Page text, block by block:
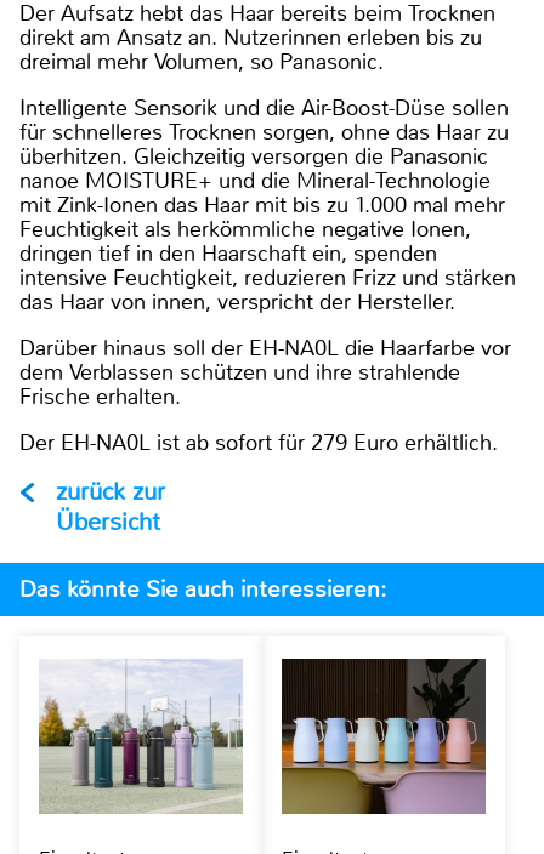
Der Aufsatz hebt das Haar bereits beim Trocknen
direkt am Ansatz an. Nutzerinnen erleben bis zu
dreimal mehr Volumen, so Panasonic.
Intelligente Sensorik und die Air-Boost-Düse sollen
für schnelleres Trocknen sorgen, ohne das Haar zu
überhitzen. Gleichzeitig versorgen die Panasonic
nanoe MOISTURE+ und die Mineral-Technologie
mit Zink-Ionen das Haar mit bis zu 1.000 mal mehr
Feuchtigkeit als herkömmliche negative Ionen,
dringen tief in den Haarschaft ein, spenden
intensive Feuchtigkeit, reduzieren Frizz und stärken
das Haar von innen, verspricht der Hersteller.
Darüber hinaus soll der EH-NA0L die Haarfarbe vor
dem Verblassen schützen und ihre strahlende
Frische erhalten.
Der EH-NA0L ist ab sofort für 279 Euro erhältlich.
zurück zur
Übersicht
Das könnte Sie auch interessieren: